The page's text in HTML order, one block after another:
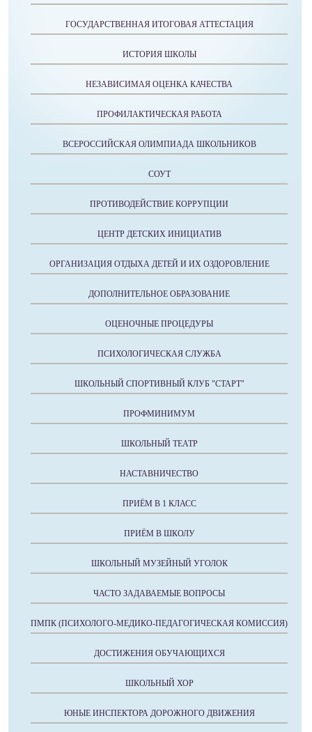
ГОСУДАРСТВЕННАЯ ИТОГОВАЯ АТТЕСТАЦИЯ
ИСТОРИЯ ШКОЛЫ
НЕЗАВИСИМАЯ ОЦЕНКА КАЧЕСТВА
ПРОФИЛАКТИЧЕСКАЯ РАБОТА
ВСЕРОССИЙСКАЯ ОЛИМПИАДА ШКОЛЬНИКОВ
СОУТ
ПРОТИВОДЕЙСТВИЕ КОРРУПЦИИ
ЦЕНТР ДЕТСКИХ ИНИЦИАТИВ
ОРГАНИЗАЦИЯ ОТДЫХА ДЕТЕЙ И ИХ ОЗДОРОВЛЕНИЕ
ДОПОЛНИТЕЛЬНОЕ ОБРАЗОВАНИЕ
ОЦЕНОЧНЫЕ ПРОЦЕДУРЫ
ПСИХОЛОГИЧЕСКАЯ СЛУЖБА
ШКОЛЬНЫЙ СПОРТИВНЫЙ КЛУБ "СТАРТ"
ПРОФМИНИМУМ
ШКОЛЬНЫЙ ТЕАТР
НАСТАВНИЧЕСТВО
ПРИЁМ В 1 КЛАСС
ПРИЁМ В ШКОЛУ
ШКОЛЬНЫЙ МУЗЕЙНЫЙ УГОЛОК
ЧАСТО ЗАДАВАЕМЫЕ ВОПРОСЫ
ПМПК (ПСИХОЛОГО-МЕДИКО-ПЕДАГОГИЧЕСКАЯ КОМИССИЯ)
ДОСТИЖЕНИЯ ОБУЧАЮЩИХСЯ
ШКОЛЬНЫЙ ХОР
ЮНЫЕ ИНСПЕКТОРА ДОРОЖНОГО ДВИЖЕНИЯ